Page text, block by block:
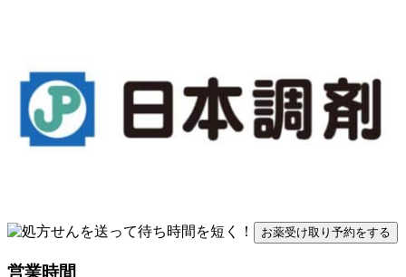
お薬受け取り予約をする
営業時間